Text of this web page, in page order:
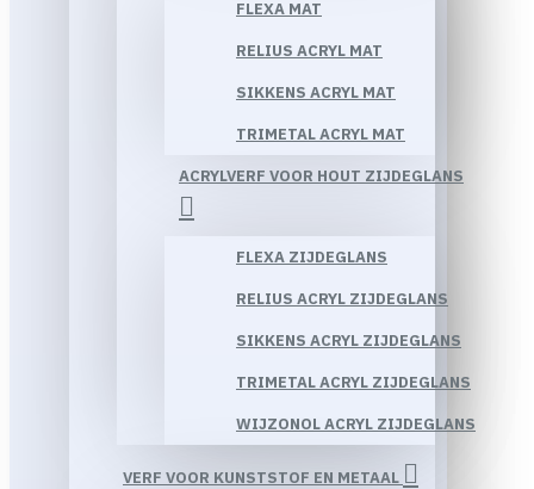
FLEXA MAT
RELIUS ACRYL MAT
SIKKENS ACRYL MAT
TRIMETAL ACRYL MAT
ACRYLVERF VOOR HOUT ZIJDEGLANS
FLEXA ZIJDEGLANS
RELIUS ACRYL ZIJDEGLANS
SIKKENS ACRYL ZIJDEGLANS
TRIMETAL ACRYL ZIJDEGLANS
WIJZONOL ACRYL ZIJDEGLANS
VERF VOOR KUNSTSTOF EN METAAL